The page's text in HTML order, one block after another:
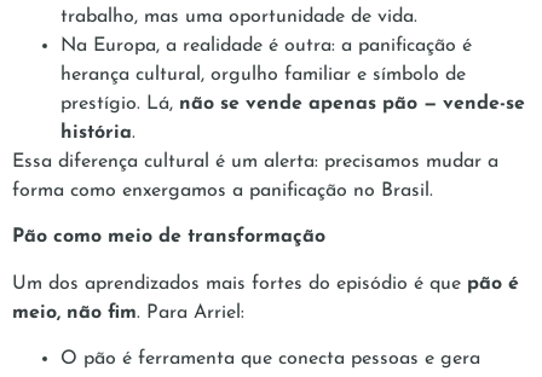
trabalho, mas uma oportunidade de vida.
Na Europa, a realidade é outra: a panificação é
herança cultural, orgulho familiar e símbolo de
prestígio. Lá, não se vende apenas pão — vende-se
história.
Essa diferença cultural é um alerta: precisamos mudar a
forma como enxergamos a panificação no Brasil.
Pão como meio de transformação
Um dos aprendizados mais fortes do episódio é que pão é
meio, não fim. Para Arriel:
O pão é ferramenta que conecta pessoas e gera